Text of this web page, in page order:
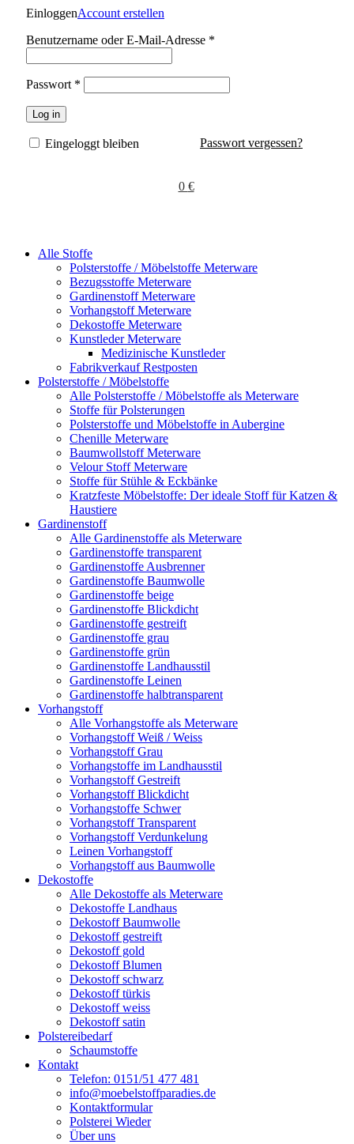
EinloggenAccount erstellen
Benutzername oder E-Mail-Adresse *
Passwort *
Log in
Passwort vergessen?
Eingeloggt bleiben
0 €
Alle Stoffe
Polsterstoffe / Möbelstoffe Meterware
Bezugsstoffe Meterware
Gardinenstoff Meterware
Vorhangstoff Meterware
Dekostoffe Meterware
Kunstleder Meterware
Medizinische Kunstleder
Fabrikverkauf Restposten
Polsterstoffe / Möbelstoffe
Alle Polsterstoffe / Möbelstoffe als Meterware
Stoffe für Polsterungen
Polsterstoffe und Möbelstoffe in Aubergine
Chenille Meterware
Baumwollstoff Meterware
Velour Stoff Meterware
Stoffe für Stühle & Eckbänke
Kratzfeste Möbelstoffe: Der ideale Stoff für Katzen &
Haustiere
Gardinenstoff
Alle Gardinenstoffe als Meterware
Gardinenstoffe transparent
Gardinenstoffe Ausbrenner
Gardinenstoffe Baumwolle
Gardinenstoffe beige
Gardinenstoffe Blickdicht
Gardinenstoffe gestreift
Gardinenstoffe grau
Gardinenstoffe grün
Gardinenstoffe Landhausstil
Gardinenstoffe Leinen
Gardinenstoffe halbtransparent
Vorhangstoff
Alle Vorhangstoffe als Meterware
Vorhangstoff Weiß / Weiss
Vorhangstoff Grau
Vorhangstoffe im Landhausstil
Vorhangstoff Gestreift
Vorhangstoff Blickdicht
Vorhangstoffe Schwer
Vorhangstoff Transparent
Vorhangstoff Verdunkelung
Leinen Vorhangstoff
Vorhangstoff aus Baumwolle
Dekostoffe
Alle Dekostoffe als Meterware
Dekostoffe Landhaus
Dekostoff Baumwolle
Dekostoff gestreift
Dekostoff gold
Dekostoff Blumen
Dekostoff schwarz
Dekostoff türkis
Dekostoff weiss
Dekostoff satin
Polstereibedarf
Schaumstoffe
Kontakt
Telefon: 0151/51 477 481
info@moebelstoffparadies.de
Kontaktformular
Polsterei Wieder
Über uns